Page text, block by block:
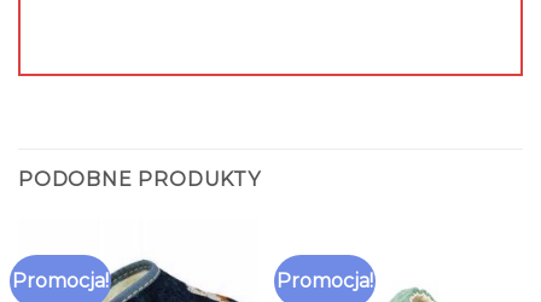
PODOBNE PRODUKTY
Promocja! Promocja!